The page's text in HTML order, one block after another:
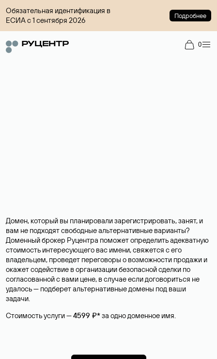
Обязательная идентификация в
ЕСИА с 1 сентября 2026
Подробнее
0
Домен, который вы планировали зарегистрировать, занят, и
вам не подходят свободные альтернативные варианты?
Доменный брокер Руцентра поможет определить адекватную
стоимость интересующего вас имени, свяжется с его
владельцем, проведет переговоры о возможности продажи и
окажет содействие в организации безопасной сделки по
согласованной с вами цене, в случае если договориться не
удалось — подберет альтернативные домены под ваши
задачи.
Стоимость услуги —4599 ₽*за одно доменное имя.